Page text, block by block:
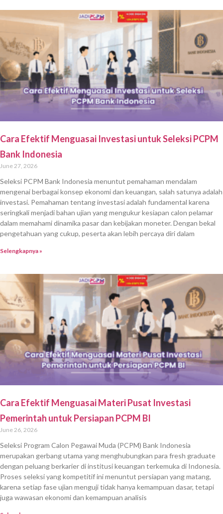
Cara Efektif Menguasai Investasi untuk Seleksi PCPM
Bank Indonesia
June 27, 2026
Seleksi PCPM Bank Indonesia menuntut pemahaman mendalam
mengenai berbagai konsep ekonomi dan keuangan, salah satunya adalah
investasi. Pemahaman tentang investasi adalah fundamental karena
seringkali menjadi bahan ujian yang mengukur kesiapan calon pelamar
dalam memahami dinamika pasar dan kebijakan moneter. Dengan bekal
pengetahuan yang cukup, peserta akan lebih percaya diri dalam
Selengkapnya »
Cara Efektif Menguasai Materi Pusat Investasi
Pemerintah untuk Persiapan PCPM BI
June 26, 2026
Seleksi Program Calon Pegawai Muda (PCPM) Bank Indonesia
merupakan gerbang utama yang menghubungkan para fresh graduate
dengan peluang berkarier di institusi keuangan terkemuka di Indonesia.
Proses seleksi yang kompetitif ini menuntut persiapan yang matang,
karena setiap fase ujian menguji tidak hanya kemampuan dasar, tetapi
juga wawasan ekonomi dan kemampuan analisis